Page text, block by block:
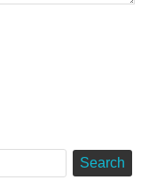
Search